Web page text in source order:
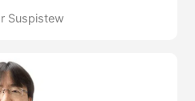
Suspistew